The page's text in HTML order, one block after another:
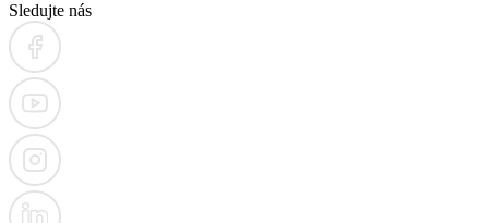
Sledujte nás